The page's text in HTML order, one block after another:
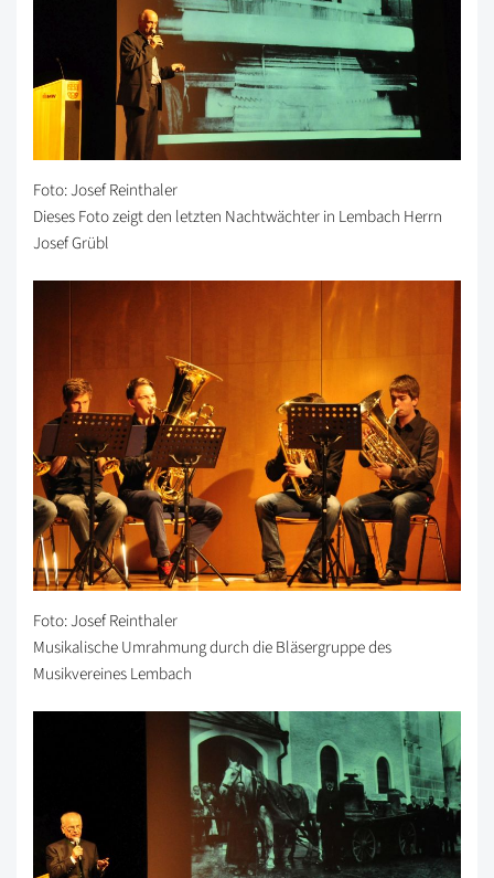
Foto: Josef Reinthaler
Dieses Foto zeigt den letzten Nachtwächter in Lembach Herrn
Josef Grübl
Foto: Josef Reinthaler
Musikalische Umrahmung durch die Bläsergruppe des
Musikvereines Lembach